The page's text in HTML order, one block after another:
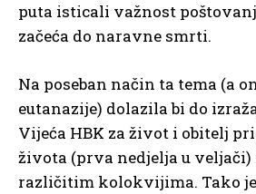
puta isticali važnost
začeća do naravne smrti.
Na poseban način ta tema (a
eutanazije) dolazila bi do
Vijeća HBK za život i obitelj
života (prva nedjelja u
različitim kolokvijima. Tako